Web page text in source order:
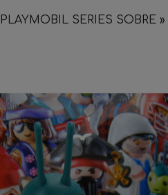
PLAYMOBIL SERIES SOBRE »